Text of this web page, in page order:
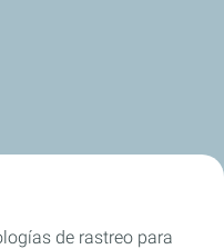
de rastreo para